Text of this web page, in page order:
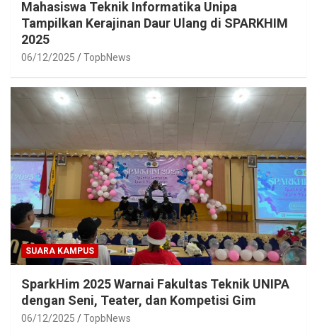
Mahasiswa Teknik Informatika Unipa
Tampilkan Kerajinan Daur Ulang di SPARKHIM
2025
06/12/2025 TopbNews
SUARA KAMPUS
SparkHim 2025 Warnai Fakultas Teknik UNIPA
dengan Seni, Teater, dan Kompetisi Gim
06/12/2025 TopbNews